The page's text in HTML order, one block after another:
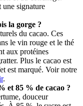
signature
la gorge ?
du cacao. Ces
le vin rouge et le thé
aux protéines
Plus le cacao est
est marqué. Voir notre
.
et 85 % de cacao ?
douceur